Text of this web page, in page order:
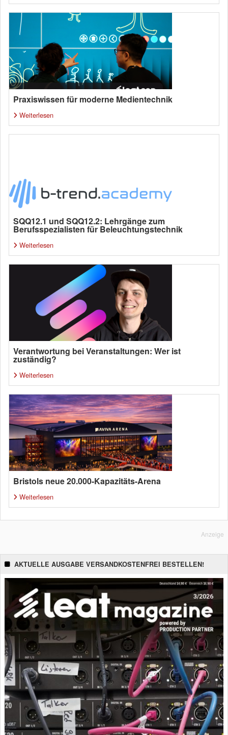
Praxiswissen für moderne Medientechnik
Weiterlesen
SQQ12.1 und SQQ12.2: Lehrgänge zum
Berufsspezialisten für Beleuchtungstechnik
Weiterlesen
Verantwortung bei Veranstaltungen: Wer ist
zuständig?
Weiterlesen
Bristols neue 20.000-Kapazitäts-Arena
Weiterlesen
Anzeige
AKTUELLE AUSGABE VERSANDKOSTENFREI BESTELLEN!